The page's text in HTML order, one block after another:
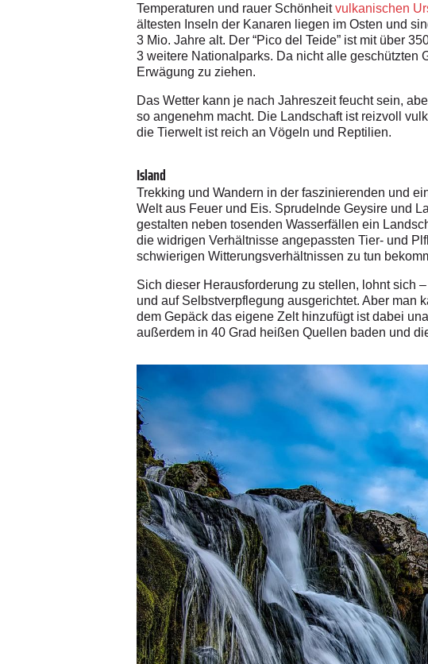
Temperaturen und rauer Schönheitvulkanischen
ältesten Inseln der Kanaren liegen im Osten und
3 Mio. Jahre alt. Der “Pico del Teide” ist mit über
3 weitere Nationalparks. Da nicht alle geschützten
Erwägung zu ziehen.
Das Wetter kann je nach Jahreszeit feucht sein,
so angenehm macht. Die Landschaft ist reizvoll
die Tierwelt ist reich an Vögeln und Reptilien.
Island
Trekking und Wandern in der faszinierenden und
Welt aus Feuer und Eis. Sprudelnde Geysire und
gestalten neben tosenden Wasserfällen ein
die widrigen Verhältnisse angepassten Tier- und
schwierigen Witterungsverhältnissen zu tun
Sich dieser Herausforderung zu stellen, lohnt sich
und auf Selbstverpflegung ausgerichtet. Aber man
dem Gepäck das eigene Zelt hinzufügt ist dabei
außerdem in 40 Grad heißen Quellen baden und